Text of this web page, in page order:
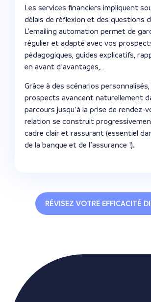
Les services financiers impliquent
délais de réflexion et des questions
L’emailing automation permet de
régulier et adapté avec vos
pédagogiques, guides explicatifs,
en avant d’avantages,…
Grâce à des scénarios personnalisés,
prospects avancent naturellement
parcours jusqu’à la prise de rendez-
relation se construit
cadre clair et rassurant (essentiel
de la banque et de l’assurance !).
RÉVISEZ VOTRE EFFICACITÉ